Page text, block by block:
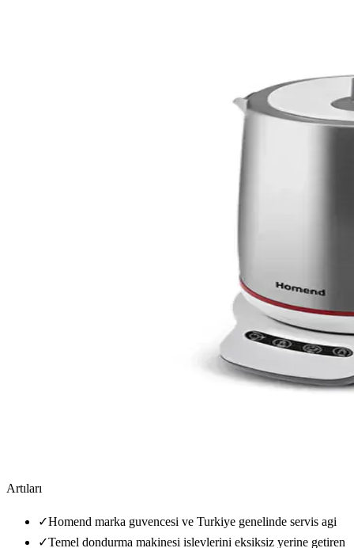
Artıları
✓Homend marka guvencesi ve Turkiye genelinde servis agi
✓Temel dondurma makinesi islevlerini eksiksiz yerine getiren